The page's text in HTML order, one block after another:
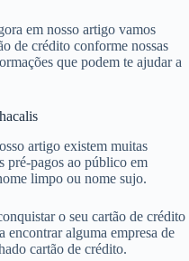
em nosso artigo vamos
de crédito conforme nossas
que podem te ajudar a
artigo existem muitas
pré-pagos ao público em
limpo ou nome sujo.
o seu cartão de crédito
encontrar alguma empresa de
cartão de crédito.